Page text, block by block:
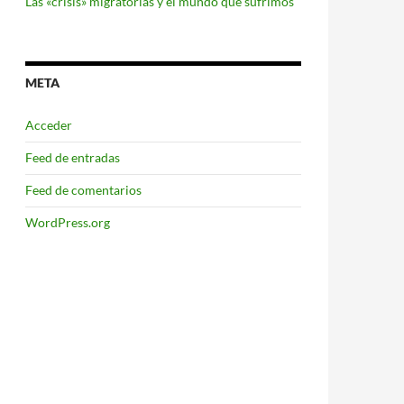
META
Acceder
Feed de entradas
Feed de comentarios
WordPress.org